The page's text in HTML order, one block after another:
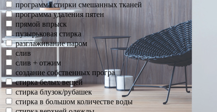
программа стирки смешанных тканей
программа удаления пятен
прямой впрыск
пузырьковая стирка
разглаживание паром
слив
слив + отжим
создание собственных програ
стирка белых вещей
стирка блузок/рубашек
стирка в большом количестве воды